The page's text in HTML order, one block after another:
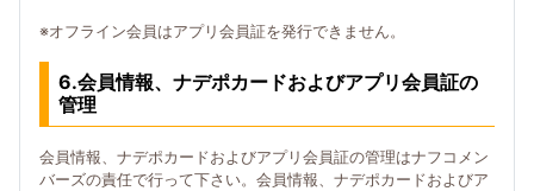
※オフライン会員はアプリ会員証を発行できません。
6.会員情報、ナデポカードおよびアプリ会員証の
管理
会員情報、ナデポカードおよびアプリ会員証の管理はナフコメン
バーズの責任で行って下さい。会員情報、ナデポカードおよびア